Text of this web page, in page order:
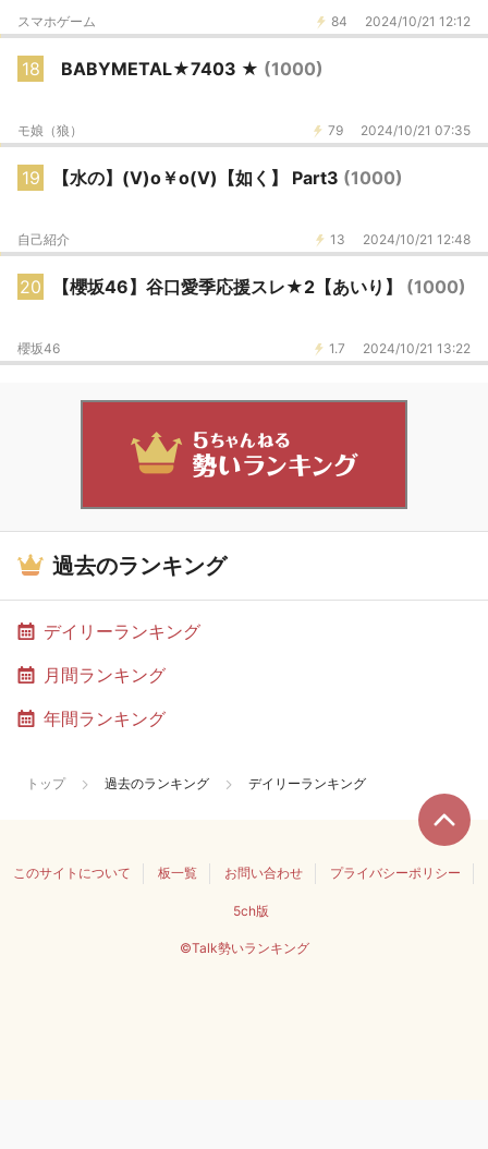
84 2024/10/21 12:12
スマホゲーム
18 BABYMETAL★7403 ★ (1000)
79 2024/10/21 07:35
モ娘（狼）
19 【水の】(V)o￥o(V)【如く】 Part3 (1000)
13 2024/10/21 12:48
自己紹介
20 【櫻坂46】谷口愛季応援スレ★2【あいり】 (1000)
1.7 2024/10/21 13:22
櫻坂46
過去のランキング
デイリーランキング
月間ランキング
年間ランキング
トップ 過去のランキング デイリーランキング
このサイトについて 板一覧 お問い合わせ プライバシーポリシー
5ch版
©Talk勢いランキング